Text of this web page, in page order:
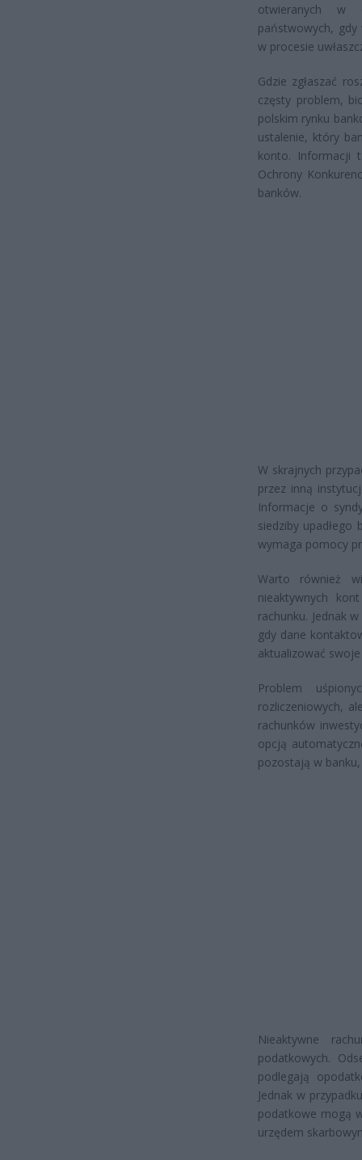
otwieranych w
państwowych, gdy
w procesie
Gdzie zgłaszać
częsty problem,
polskim rynku
ustalenie, który
konto. Informacji
Ochrony
banków.
W skrajnych
przez inną
Informacje o
siedziby
wymaga pomocy
Warto również
nieaktywnych
rachunku. Jednak
gdy dane
aktualizować
Problem
rozliczeniowych,
rachunków
opcją
pozostają w
Nieaktywne
podatkowych.
podlegają
Jednak w
podatkowe mogą
urzędem